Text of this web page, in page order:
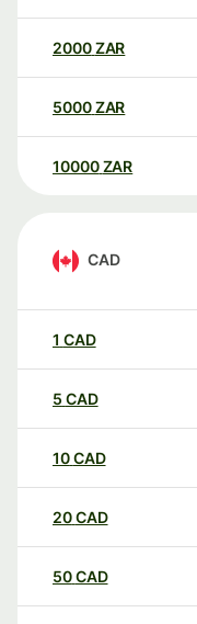
2000ZAR
5000ZAR
10000 ZAR
CAD
1 CAD
5 CAD
10CAD
20CAD
50CAD